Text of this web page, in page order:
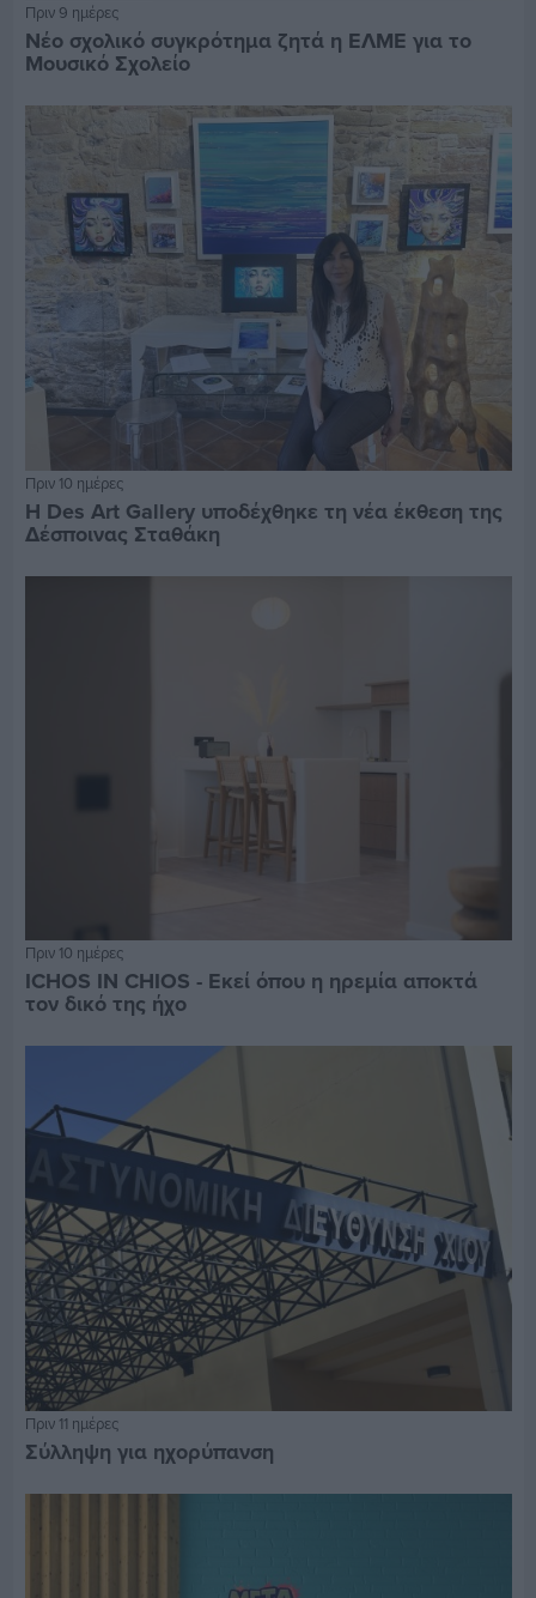
Πριν 9 ημέρες
Νέο σχολικό συγκρότημα ζητά η ΕΛΜΕ για το
Μουσικό Σχολείο
Πριν 10 ημέρες
Η Des Art Gallery υποδέχθηκε τη νέα έκθεση της
Δέσποινας Σταθάκη
Πριν 10 ημέρες
ICHOS IN CHIOS - Εκεί όπου η ηρεμία αποκτά
τον δικό της ήχο
Πριν 11 ημέρες
Σύλληψη για ηχορύπανση